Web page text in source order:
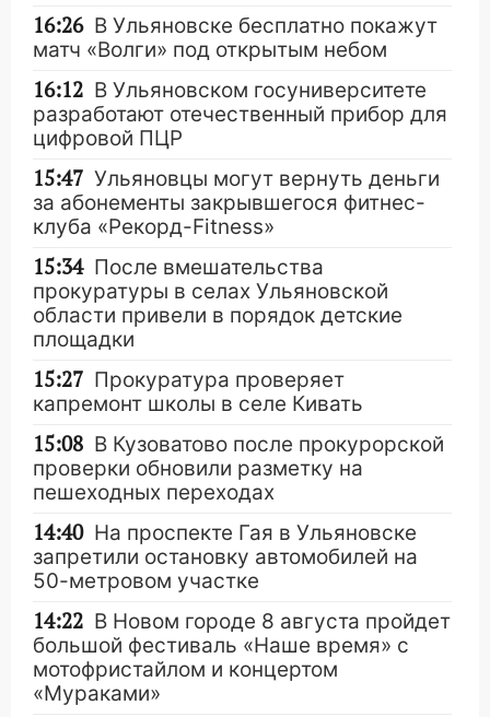
16:26 В Ульяновске бесплатно покажут
матч «Волги» под открытым небом
16:12 В Ульяновском госуниверситете
разработают отечественный прибор для
цифровой ПЦР
15:47 Ульяновцы могут вернуть деньги
за абонементы закрывшегося фитнес-
клуба «Рекорд-Fitness»
15:34 После вмешательства
прокуратуры в селах Ульяновской
области привели в порядок детские
площадки
15:27 Прокуратура проверяет
капремонт школы в селе Кивать
15:08 В Кузоватово после прокурорской
проверки обновили разметку на
пешеходных переходах
14:40 На проспекте Гая в Ульяновске
запретили остановку автомобилей на
50-метровом участке
14:22 В Новом городе 8 августа пройдет
большой фестиваль «Наше время» с
мотофристайлом и концертом
«Мураками»